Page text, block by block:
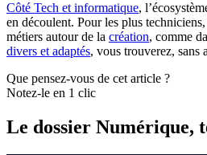
Côté Tech et informatique,
en découlent. Pour les plus
métiers autour de la création, comme
divers et adaptés, vous trouverez, sans
Que pensez-vous de cet article ?
Notez-le en 1 clic
Le dossier Numérique,